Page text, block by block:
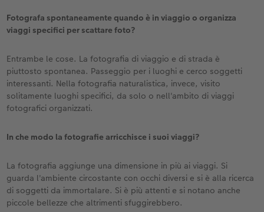
Fotografa spontaneamente quando è in viaggio o organizza
viaggi specifici per scattare foto?
Entrambe le cose. La fotografia di viaggio e di strada è
piuttosto spontanea. Passeggio per i luoghi e cerco soggetti
interessanti. Nella fotografia naturalistica, invece, visito
solitamente luoghi specifici, da solo o nell'ambito di viaggi
fotografici organizzati.
In che modo la fotografie arricchisce i suoi viaggi?
La fotografia aggiunge una dimensione in più ai viaggi. Si
guarda l'ambiente circostante con occhi diversi e si è alla ricerca
di soggetti da immortalare. Si è più attenti e si notano anche
piccole bellezze che altrimenti sfuggirebbero.